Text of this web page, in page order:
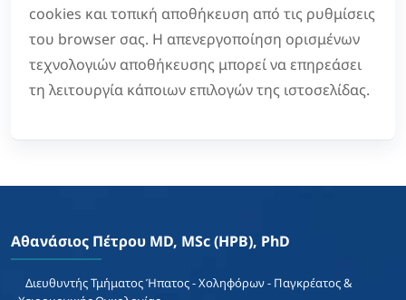
cookies και τοπική αποθήκευση από τις ρυθμίσεις
του browser σας. Η απενεργοποίηση ορισμένων
τεχνολογιών αποθήκευσης μπορεί να επηρεάσει
τη λειτουργία κάποιων επιλογών της ιστοσελίδας.
Αθανάσιος Πέτρου MD, MSc (HPB), PhD
Διευθυντής Τμήματος Ήπατος - Χοληφόρων - Παγκρέατος &